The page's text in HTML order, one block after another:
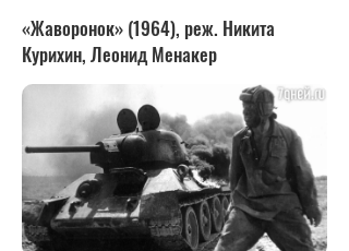
«Жаворонок» (1964), реж. Никита
Курихин, Леонид Менакер